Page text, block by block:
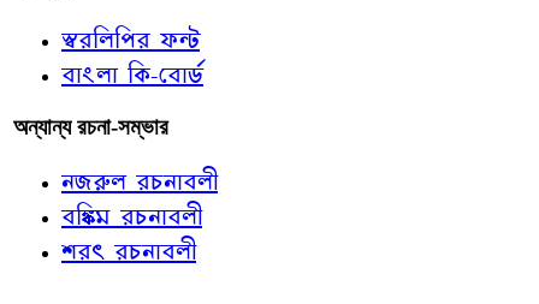
স্বরলিপির ফন্ট
বাংলা কি-বোর্ড
অন্যান্য রচনা-সম্ভার
নজরুল রচনাবলী
বঙ্কিম রচনাবলী
শরৎ রচনাবলী